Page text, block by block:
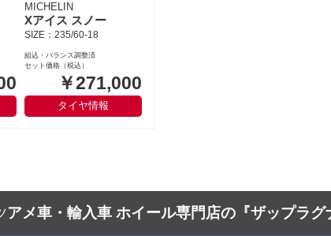
MICHELIN
Xアイス スノー
SIZE：235/60-18
組込・バランス調整済
セット価格（税込）
￥271,000
タイヤ情報
アメ車・輸入車 ホイール専門店の『ザップラグ